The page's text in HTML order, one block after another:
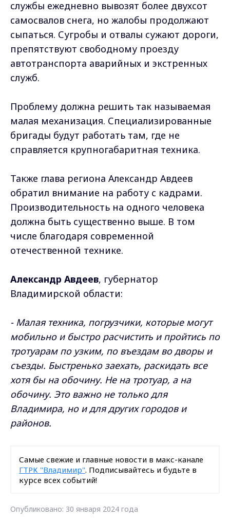
службы ежедневно вывозят более двухсот
самосвалов снега, но жалобы продолжают
сыпаться. Сугробы и отвалы сужают дороги,
препятствуют свободному проезду
автотранспорта аварийных и экстренных
служб.
Проблему должна решить так называемая
малая механизация. Специализированные
бригады будут работать там, где не
справляется крупногабаритная техника.
Также глава региона Александр Авдеев
обратил внимание на работу с кадрами.
Производительность на одного человека
должна быть существенно выше. В том
числе благодаря современной
отечественной технике.
Александр Авдеев, губернатор
Владимирской области:
- Малая техника, погрузчики, которые могут
мобильно и быстро расчистить и пройтись по
тротуарам по узким, по въездам во дворы и
съезды. Быстренько заехать, раскидать все
хотя бы на обочину. Не на тротуар, а на
обочину. Это важно не только для
Владимира, но и для других городов и
районов.
Самые свежие и главные новости в макс-канале
ГТРК "Владимир". Подписывайтесь и будьте в
курсе всех событий!
Опубликовано: 30 января 2024 года